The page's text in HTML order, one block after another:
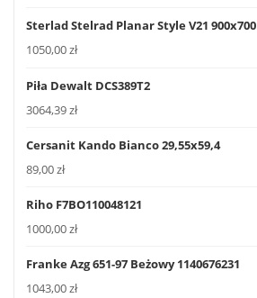
Sterlad Stelrad Planar Style V21 900x700
1050,00zł
Piła Dewalt DCS389T2
3064,39zł
Cersanit Kando Bianco 29,55x59,4
89,00zł
Riho F7BO110048121
1000,00zł
Franke Azg 651-97 Beżowy 1140676231
1043,00zł